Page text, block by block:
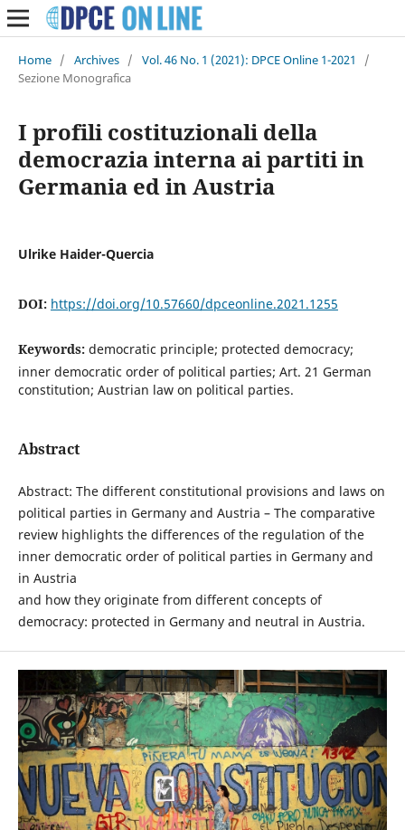
Home / Archives / Vol. 46 No. 1 (2021): DPCE Online 1-2021
/
Sezione Monografica
I profili costituzionali della
democrazia interna ai partiti in
Germania ed in Austria
Ulrike Haider-Quercia
DOI: https://doi.org/10.57660/dpceonline.2021.1255
Keywords: democratic principle; protected democracy;
inner democratic order of political parties; Art. 21 German
constitution; Austrian law on political parties.
Abstract
Abstract: The different constitutional provisions and laws on
political parties in Germany and Austria – The comparative
review highlights the differences of the regulation of the
inner democratic order of political parties in Germany and
in Austria
and how they originate from different concepts of
democracy: protected in Germany and neutral in Austria.